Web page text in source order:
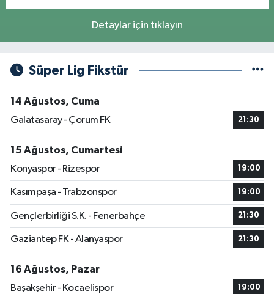
Detaylar için tıklayın
Süper Lig Fikstür
14 Ağustos, Cuma
Galatasaray - Çorum FK
21:30
15 Ağustos, Cumartesi
Konyaspor - Rizespor
19:00
Kasımpaşa - Trabzonspor 19:00
Gençlerbirliği S.K. - Fenerbahçe 21:30
Gaziantep FK - Alanyaspor 21:30
16 Ağustos, Pazar
Başakşehir - Kocaelispor
19:00